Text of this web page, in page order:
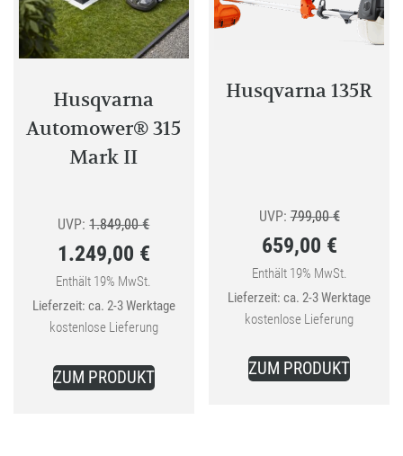
Husqvarna
Automower® 315
Mark II
UVP: 1.849,00€Ursprünglicher
Preis
war:
1.849,00 €
1.249,00 €
Aktueller
Preis
1.249,00 €.
Enthält 19% MwSt.
Lieferzeit: ca. 2-3 Werktage
kostenlose Lieferung
ZUM PRODUKT
Husqvarna 135R
UVP: 799,00€
war:
799,00 €
659,00 €
Aktueller
Preis
659,00 €.
Enthält 19% MwSt.
Lieferzeit: ca. 2-3 Werktage
kostenlose Lieferung
ZUM PRODUKT